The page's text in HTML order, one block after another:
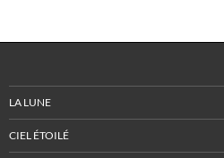
LA LUNE
CIEL ÉTOILÉ